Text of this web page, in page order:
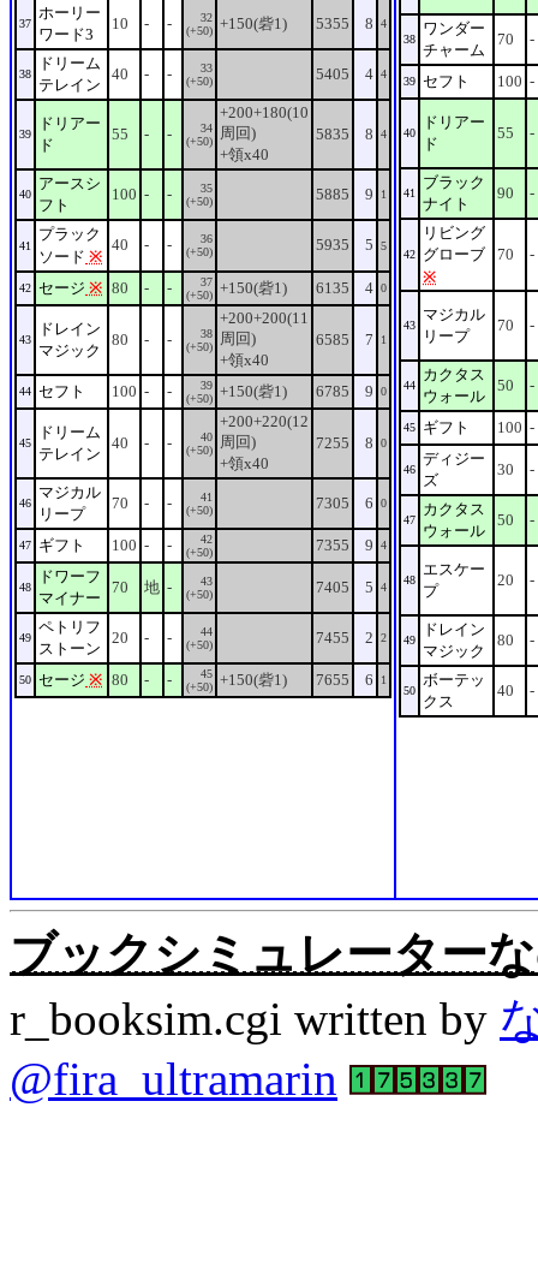
37
ホーリー
ワード3
10 - -
32
(+50) +150(砦1) 5355 8 4
38
ドリーム
テレイン
40 - -
33
(+50)
5405 4 4
39
ドリアー
ド
55 - -
34
(+50)
+200+180(10
周回)
+領x40
5835 8 4
40
アースシ
フト
100 - -
35
(+50)
5885 9 1
41
プラック
ソード ※
40 - -
36
(+50)
5935 5 5
42 セージ ※ 80 - -
37
(+50) +150(砦1) 6135 4 0
43
ドレイン
マジック
80 - -
38
(+50)
+200+200(11
周回)
+領x40
6585 7 1
44 セフト 100 - -
39
(+50) +150(砦1) 6785 9 0
45
ドリーム
テレイン
40 - -
40
(+50)
+200+220(12
周回)
+領x40
7255 8 0
46
マジカル
リープ
70 - -
41
(+50)
7305 6 0
47 ギフト 100 - -
42
(+50)
7355 9 4
48
ドワーフ
マイナー
70 地 -
43
(+50)
7405 5 4
49
ペトリフ
ストーン
20 - -
44
(+50)
7455 2 2
50 セージ ※ 80 - -
45
(+50) +150(砦1) 7655 6 1
38
ワンダー
チャーム
70 -
39 セフト 100 -
40
ドリアー
ド
55 -
41
ブラック
ナイト
90 -
42
リビング
グローブ
※
70 -
43
マジカル
リープ
70 -
44
カクタス
ウォール
50 -
45 ギフト 100 -
46
ディジー
ズ
30 -
47
カクタス
ウォール
50 -
48
エスケー
プ
20 -
49
ドレイン
マジック
80 -
50
ボーテッ
クス
40 -
ブックシミュレーター
r_booksim.cgi written by
@fira_ultramarin